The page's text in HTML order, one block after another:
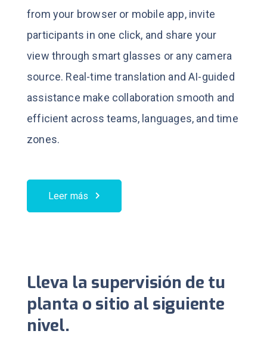
from your browser or mobile app, invite
participants in one click, and share your
view through smart glasses or any camera
source. Real-time translation and AI-guided
assistance make collaboration smooth and
efficient across teams, languages, and time
zones.
Leer más
Lleva la supervisión de tu
planta o sitio al siguiente
nivel.